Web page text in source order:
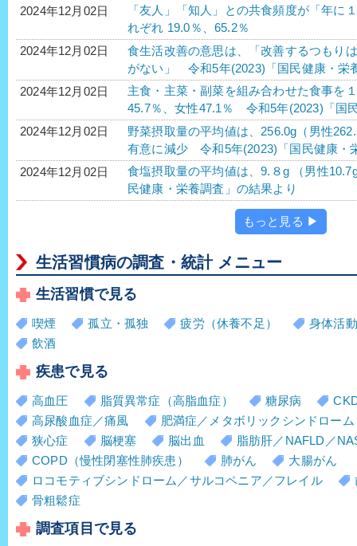
2024年12月02日
「友人」「知人」との共食頻度が「年に
れぞれ 19.0％、65.2％
2024年12月02日
食生活改善の意思は、「改善するつもり
がない」 令和5年(2023)「国民健康・栄
2024年12月02日
主食・主菜・副菜を組み合わせた食事を
45.7％、女性47.1％ 令和5年(2023)「国
2024年12月02日
野菜摂取量の平均値は、256.0g（男性
有意に減少 令和5年(2023)「国民健康・
2024年12月02日
食塩摂取量の平均値は、9.８g （男性
民健康・栄養調査」の結果より
もっと見る ▶
生活習慣病の調査・統計 メニュー
生活習慣で見る
喫煙 孤立・孤独 疲労（休養不足）
身体活
飲酒
疾患で見る
高血圧 脂質異常症（高脂血症） 糖尿病
高尿酸血症／痛風
肥満症／メタボリックシンドローム
狭心症
脳梗塞 脳出血
脂肪肝／NAFLD／
COPD（慢性閉塞性肺疾患）
肺がん
大腸がん
ロコモティブシンドローム／サルコペニア／フレイル
骨粗鬆症
調査項目で見る